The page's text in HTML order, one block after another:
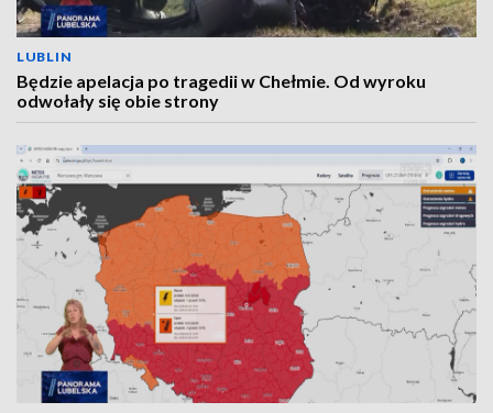
LUBLIN
Będzie apelacja po tragedii w Chełmie. Od wyroku
odwołały się obie strony